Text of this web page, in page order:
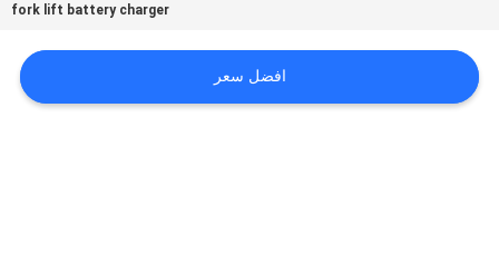
الموقع
fork lift battery charger
افضل سعر